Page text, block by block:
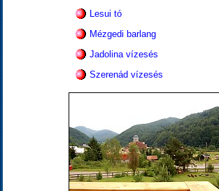
Lesui tó
Mézgedi barlang
Jadolina vízesés
Szerenád vízesés